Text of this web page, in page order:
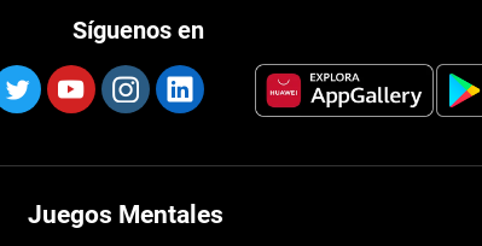
Síguenos en
Juegos Mentales